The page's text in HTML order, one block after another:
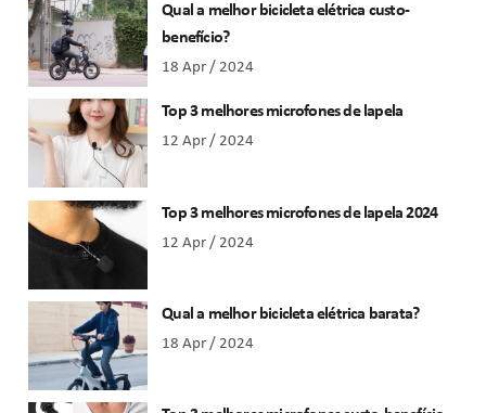
Qual a melhor bicicleta elétrica custo-
benefício?
18 Apr / 2024
Top 3 melhores microfones de lapela
12 Apr / 2024
Top 3 melhores microfones de lapela 2024
12 Apr / 2024
Qual a melhor bicicleta elétrica barata?
18 Apr / 2024